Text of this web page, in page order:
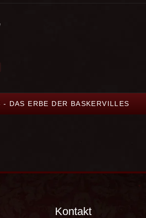
DAS ERBE DER BASKERVILLES
Kontakt